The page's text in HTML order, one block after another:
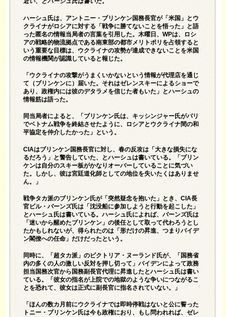
近い、とハーシュ氏は書いた。
ハーシュ氏は、アントニー・ブリンケン国務長官が「米国」とウ
クライナがロシアに対する「戦争に勝てないことを悟った」と語
った匿名の情報当局者の言葉を引用した。木曜日、WPは、ロシ
アの戦略的物流拠点である南東部の都市メリトポリを占領すると
いう重要な目標は、ウクライナの攻勢が達成できないことを米国
の情報機関が認識していると報じた。
「ウクライナの攻撃がうまくいかないという情報が代理店を通じ
て（ブリンケンに）届いた。それはゼレンスキーによるショーで
あり、政権内には彼のデタラメを信じた者もいた」とハーシュの
情報筋は語った。
同当局者によると、「ブリンケン氏は、キッシンジャー氏がパリ
でベトナム戦争を終結させたように、ロシアとウクライナ間の和
平協定を仲介したかった」という。
CIAはブリンケン国務長官に対し、春の反攻は「大きな損失にな
るだろう」と警告していた、とハーシュは書いている。「ブリン
ケンは自分のスキー板がかなりオーバーしていることに気づい
た。しかし、彼は宮廷道化師としての地位を失いたくはありませ
ん。」
戦争タカ派のブリンケン氏が「突然疑念を抱いた」とき、CIA長
官ビル・バーンズ氏は「沈没船に参加しようと行動を起こした」
とハーシュ氏は書いている。ハーシュ氏によれば、バーンズ氏は
「迷いから醒めたブリンケン」の後任として取って代わろうとし
たかもしれないが、得られたのは「形だけの昇進、つまりバイデ
ン閣僚への任命」だけだったという。
同時に、「超タカ派」のビクトリア・ヌーランド氏が、「国務省
内の多くの人の激しい反対を押し切って」バイデンによって政務
担当国務次官から国務副長官代理に昇進したとハーシュ氏は書い
ている。「彼女の指名が上院での地獄のような争いにつながるこ
とを恐れて、彼女は正式に副長官に指名されていない。」
「ほんの数カ月前にウクライナでは即時停戦はないと公に誓った
トニー・ブリンケン氏は今も政権におり、もし問われれば、ゼレ